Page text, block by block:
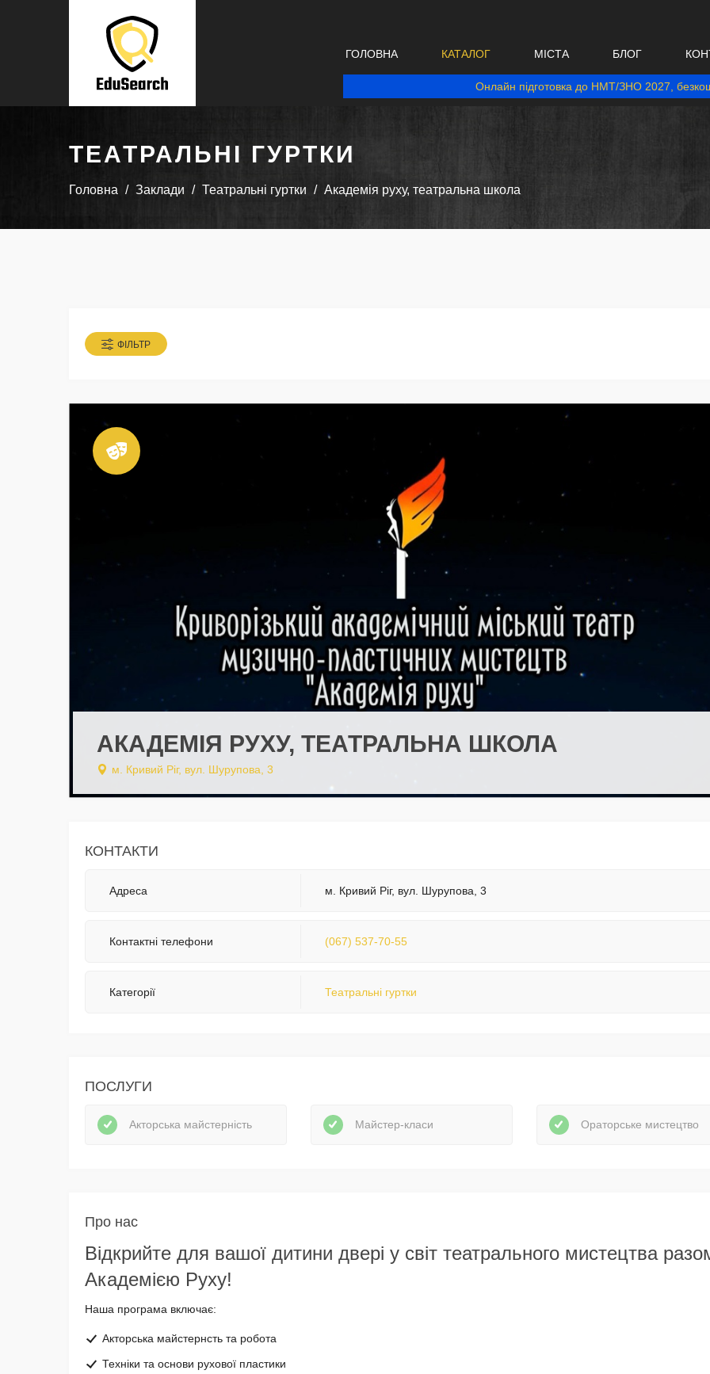
ГОЛОВНА КАТАЛОГ МІСТА БЛОГ
Онлайн підготовка до НМТ/ЗНО 2027,
ТЕАТРАЛЬНІ ГУРТКИ
Головна Заклади Театральні гуртки Академія руху, театральна школа
ФІЛЬТР
АКАДЕМІЯ РУХУ, ТЕАТРАЛЬНА ШКОЛА
м. Кривий Ріг, вул. Шурупова, 3
КОНТАКТИ
Адреса м. Кривий Ріг, вул. Шурупова, 3
Контактні телефони (067) 537-70-55
Категорії Театральні гуртки
ПОСЛУГИ
Акторська майстерність Майстер-класи Ораторське мистецтво
Про нас
Відкрийте для вашої дитини двері у світ театрального мистецтва
Академією Руху!
Наша програма включає:
Акторська майстернсть та робота
Техніки та основи рухової пластики